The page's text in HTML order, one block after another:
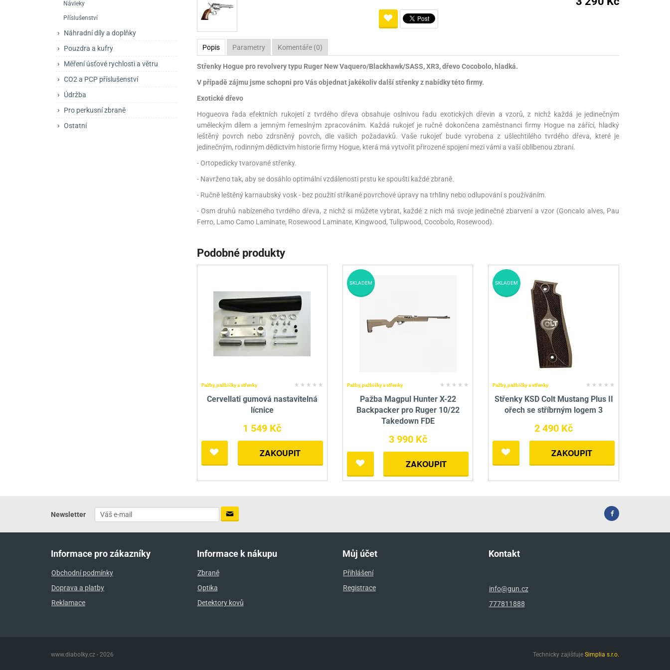
Brokovnice opakovací
Brokovnice samonabíjecí
Pistole samonabíjecí
Zavírací nože
Příslušenství pro nože
Luky
Kuše
Obranné spreje
Pro lištu 15 - 17 mm
Pistolové a revolverové náboje
Malorážkové náboje
Ochranné prostředky
Rowan Engineering
Pro perkusní zbraně
Svítilny
Návleky
Příslušenství
Náhradní díly a doplňky
Pouzdra a kufry
Měření úsťové rychlosti a větru
CO2 a PCP příslušenství
Údržba
Pro perkusní zbraně
Ostatní
Popis Parametry Komentáře (0)
Střenky Hogue pro revolvery typu Ruger New Vaquero/Blackhawk/SASS, XR3, dřevo Cocobolo, hladká.
V případě zájmu jsme schopni pro Vás objednat jakékoliv další střenky z nabídky této firmy.
Exotické dřevo
Hogueova řada efektních rukojetí z tvrdého dřeva obsahuje oslnivou řadu exotických dřevin a vzorů, z nichž každá je jedinečným
uměleckým dílem a jemným řemeslným zpracováním. Každá rukojeť je ručně dokončena zaměstnanci firmy Hogue na zářící, hladký
leštěný povrch nebo zdrsněný povrch, dle vašich požadavků. Vaše rukojeť bude vyrobena z ušlechtilého tvrdého dřeva, které je
jedinečným, rodinným dědictvím historie firmy Hogue, která má vytvořit přirozené spojení mezi vámi a vaší oblíbenou zbraní.
- Ortopedicky tvarované střenky.
- Navrženo tak, aby se dosáhlo optimální vzdálenosti prstu ke spoušti každé zbraně.
- Ručně leštěný karnaubský vosk - bez použití stříkané povrchové úpravy na trhliny nebo odlupování s používáním.
- Osm druhů nabízeného tvrdého dřeva, z nichž si můžete vybrat, každé z nich má svoje jedinečné zbarvení a vzor (Goncalo alves, Pau
Ferro, Lamo Camo Laminate, Rosewood Laminate, Kingwood, Tulipwood, Cocobolo, Rosewood).
Podobné produkty
Pažby, pažbičky a střenky
Cervellati gumová nastavitelná
lícnice
1 549 Kč
ZAKOUPIT
Pažby, pažbičky a střenky
Pažba Magpul Hunter X-22
Backpacker pro Ruger 10/22
Takedown FDE
3 990 Kč
ZAKOUPIT
SKLADEM
Pažby, pažbičky a střenky
Střenky KSD Colt Mustang Plus II
ořech se stříbrným logem 3
2 490 Kč
ZAKOUPIT
SKLADEM
Newsletter
Informace pro zákazníky
Obchodní podmínky
Doprava a platby
Reklamace
Informace k nákupu
Zbraně
Optika
Detektory kovů
Můj účet
Přihlášení
Registrace
Kontakt
info@gun.cz
777811888
Technicky zajišťuje Simplia s.r.o.
www.diabolky.cz - 2026